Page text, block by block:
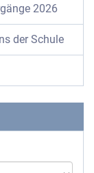
2026
der Schule